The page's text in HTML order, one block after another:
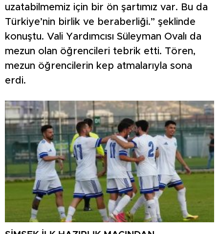
uzatabilmemiz için bir ön şartımız var. Bu da
Türkiye’nin birlik ve beraberliği.” şeklinde
konuştu. Vali Yardımcısı Süleyman Ovalı da
mezun olan öğrencileri tebrik etti. Tören,
mezun öğrencilerin kep atmalarıyla sona
erdi.